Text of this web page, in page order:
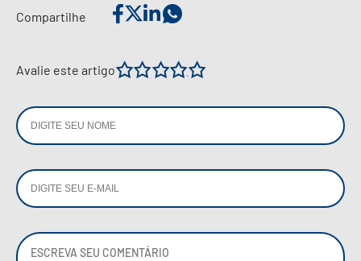
Compartilhe
Avalie este artigo 5
4
3
2
1